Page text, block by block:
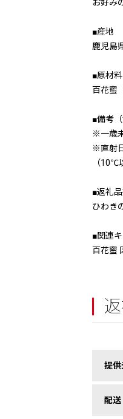
お好み
■産地
鹿児島
■原材料
百花蜜
■備考（
※一歳
※直射
（10℃
■返礼
ひわき
■関連
百花蜜
提供
配送